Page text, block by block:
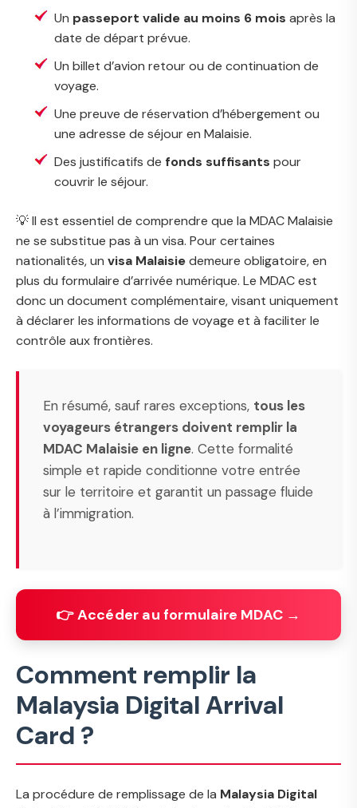
Un passeport valide au moins 6 mois après la
date de départ prévue.
Un billet d’avion retour ou de continuation de
voyage.
Une preuve de réservation d’hébergement ou
une adresse de séjour en Malaisie.
Des justificatifs de fonds suffisants pour
couvrir le séjour.
💡 Il est essentiel de comprendre que la MDAC Malaisie
ne se substitue pas à un visa. Pour certaines
nationalités, un visa Malaisiedemeure obligatoire, en
plus du formulaire d’arrivée numérique. Le MDAC est
donc un document complémentaire, visant uniquement
à déclarer les informations de voyage et à faciliter le
contrôle aux frontières.
En résumé, sauf rares exceptions, tous les
voyageurs étrangers doivent remplir la
MDAC Malaisie en ligne. Cette formalité
simple et rapide conditionne votre entrée
sur le territoire et garantit un passage fluide
à l’immigration.
👉 Accéder au formulaire MDAC →
Comment remplir la
Malaysia Digital Arrival
Card ?
La procédure de remplissage de la Malaysia Digital